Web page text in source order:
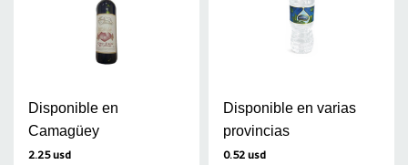
Disponible en
Camagüey
2.25 usd
Disponible en varias
provincias
0.52 usd